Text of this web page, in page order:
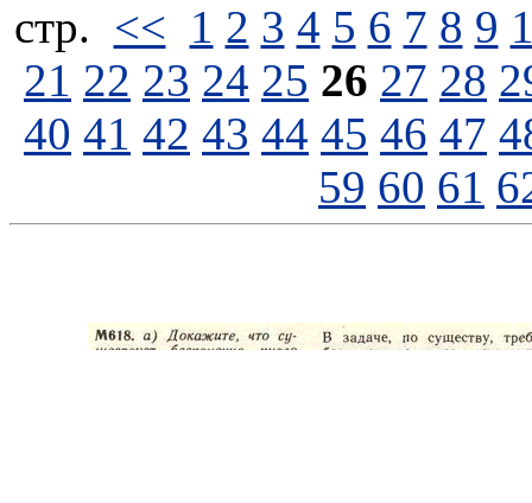
стp. << 1 2 3 4 5 6 7 8 9
21 22 23 24 25 26 27 28
40 41 42 43 44 45 46 47
59 60 61